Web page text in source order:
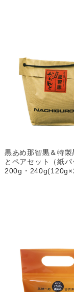
黒あめ那智黒＆特製
とペアセット（紙パ
200g・